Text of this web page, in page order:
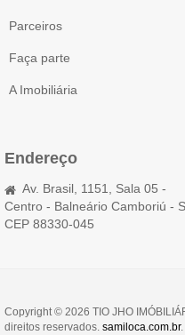
Parceiros
Faça parte
A Imobiliária
Endereço
Av. Brasil, 1151, Sala 05 -
Centro - Balneário Camboriú -
CEP 88330-045
Copyright © 2026 TIO JHO
direitos reservados. samiloca.com.br.